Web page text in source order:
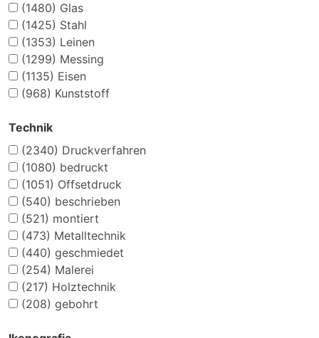
(1480) Glas
(1425) Stahl
(1353) Leinen
(1299) Messing
(1135) Eisen
(968) Kunststoff
Technik
(2340) Druckverfahren
(1080) bedruckt
(1051) Offsetdruck
(540) beschrieben
(521) montiert
(473) Metalltechnik
(440) geschmiedet
(254) Malerei
(217) Holztechnik
(208) gebohrt